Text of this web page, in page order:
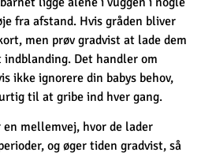
fra afstand. Hvis gråden bliver
men prøv gradvist at lade dem
Det handler om
ikke ignorere din babys behov,
til at gribe ind hver gang.
mellemvej, hvor de lader
og øger tiden gradvist, så